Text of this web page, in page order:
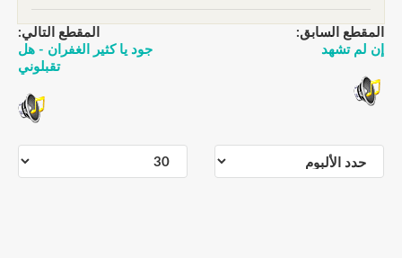
المقطع السابق:
إن لم تشهد
المقطع التالي:
جود يا كثير الغفران - هل
تقبلوني